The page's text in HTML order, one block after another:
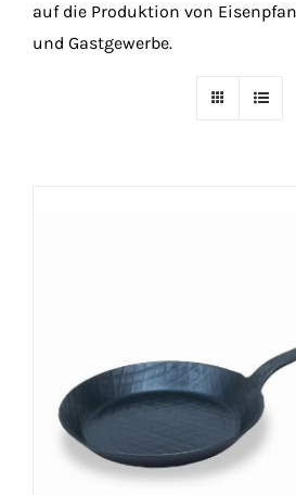
auf die Produktion von
und Gastgewerbe.